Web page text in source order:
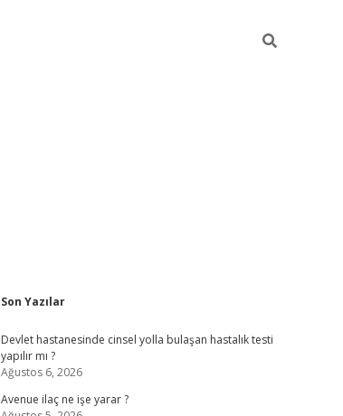
Sidebar
Son Yazılar
Devlet hastanesinde cinsel yolla bulaşan hastalık testi
yapılır mı ?
Ağustos 6, 2026
Avenue ilaç ne işe yarar ?